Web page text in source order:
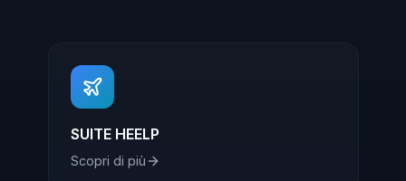
SUITE HEELP
Scopri di più